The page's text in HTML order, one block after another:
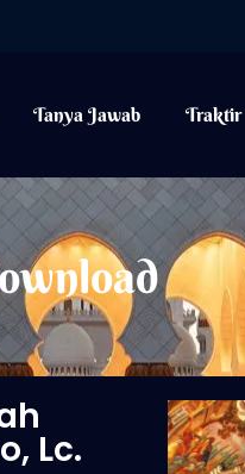
Tanya Jawab Traktir
Lc.